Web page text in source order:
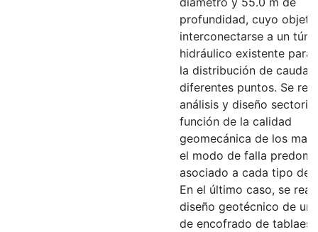
profundidad, cuyo
interconectarse a un
hidráulico existente para
la distribución de
diferentes puntos. Se
análisis y diseño
función de la calidad
geomecánica de los
el modo de falla
asociado a cada tipo de
En el último caso, se
diseño geotécnico de un
de encofrado de